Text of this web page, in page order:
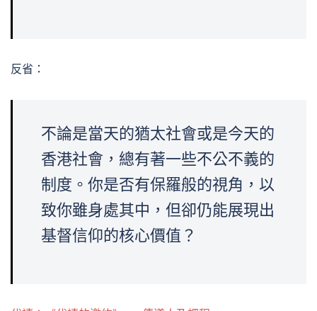
反省：
不論是當天的猶太社會或是今天的
香港社會，總有著一些不公不義的
制度。你是否有保羅般的視角，以
致你雖身處其中，但卻仍能展現出
基督信仰的核心價值？